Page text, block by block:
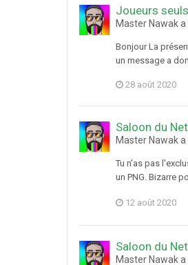
Joueurs
Master Nawak
Bonjour La
un message a
28 août 2020
Saloon du
Master Nawak
Tu n'as pas
un PNG. Bizarre
12 août 2020
Saloon du
Master Nawak